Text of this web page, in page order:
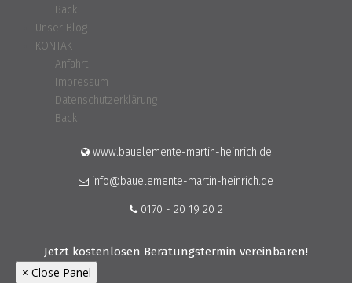
Back
Unser Blog
KONTAKT
Anfahrt
Impressum
Datenschutzerklärung
Back
www.bauelemente-martin-heinrich.de
info@bauelemente-martin-heinrich.de
0170 - 20 19 20 2
Jetzt kostenlosen Beratungstermin vereinbaren!
× Close Panel